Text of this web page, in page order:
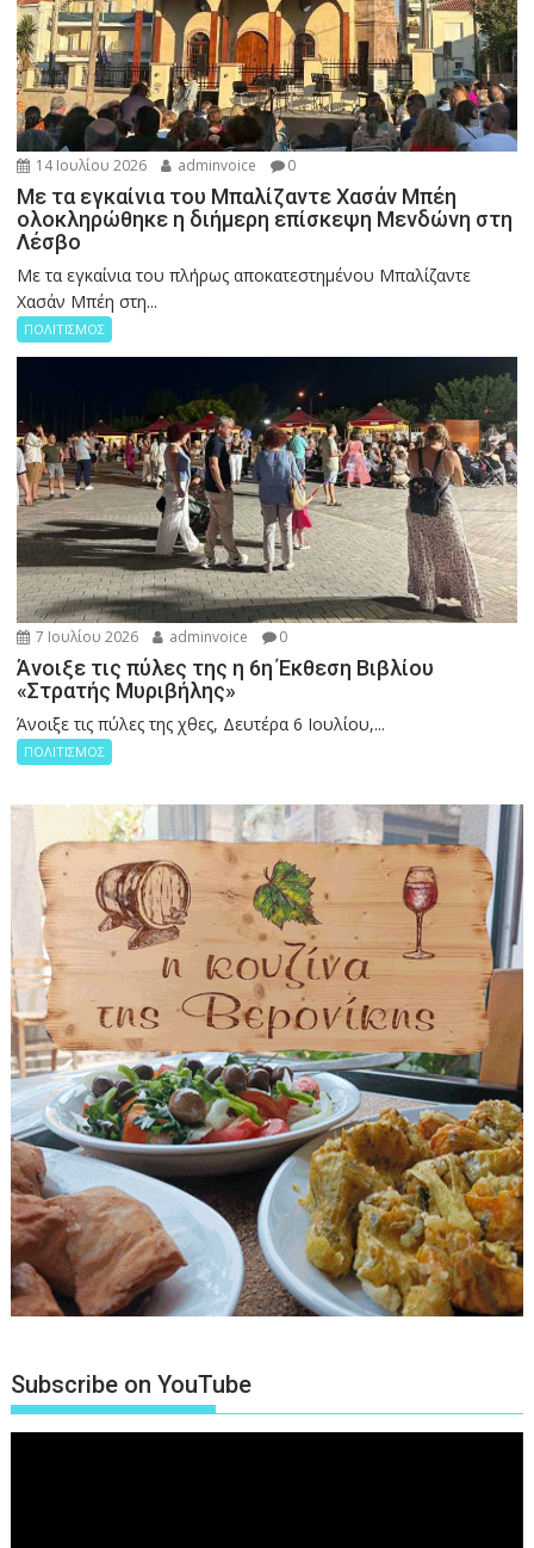
14 Ιουλίου 2026 adminvoice 0
Με τα εγκαίνια του Μπαλίζαντε Χασάν Μπέη
ολοκληρώθηκε η διήμερη επίσκεψη Μενδώνη στη
Λέσβο
Με τα εγκαίνια του πλήρως αποκατεστημένου Μπαλίζαντε
Χασάν Μπέη στη...
ΠΟΛΙΤΙΣΜΟΣ
7 Ιουλίου 2026 adminvoice 0
Άνοιξε τις πύλες της η 6η Έκθεση Βιβλίου
«Στρατής Μυριβήλης»
Άνοιξε τις πύλες της χθες, Δευτέρα 6 Ιουλίου,...
ΠΟΛΙΤΙΣΜΟΣ
Subscribe on YouTube